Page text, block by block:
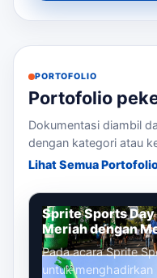
PORTOFOLIO
Portofolio
Dokumentasi diambil
dengan kategori atau
Lihat Semua
Sprite Sports
Meriah dengan
Terintegrasi
Pada acara Sprite
untuk